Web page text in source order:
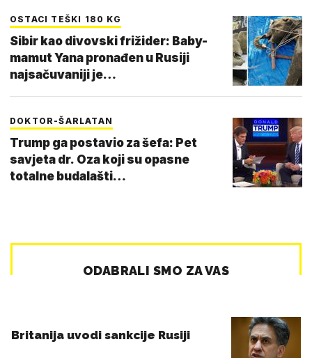
OSTACI TEŠKI 180 KG
Sibir kao divovski frižider: Baby-
mamut Yana pronađen u Rusiji
najsačuvaniji je…
DOKTOR-ŠARLATAN
Trump ga postavio za šefa: Pet
savjeta dr. Oza koji su opasne
totalne budalašti…